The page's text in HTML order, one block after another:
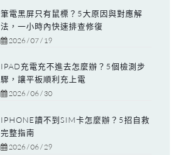
筆電黑屏只有鼠標？5大原因與對應解
法，一小時內快速排查修復
2026 / 07 / 19
IPAD充電充不進去怎麼辦？5個檢測步
驟，讓平板順利充上電
2026 / 06 / 30
IPHONE讀不到SIM卡怎麼辦？5招自救
完整指南
2026 / 06 / 29